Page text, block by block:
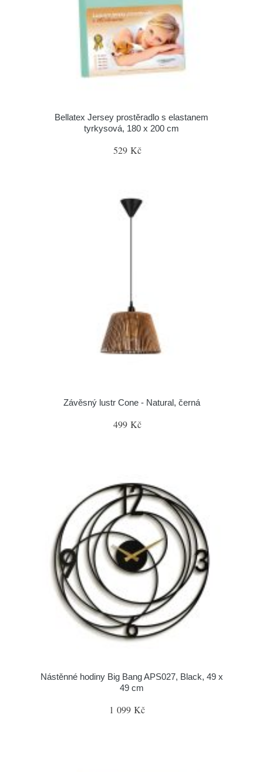
Bellatex Jersey prostěradlo s elastanem
tyrkysová, 180 x 200 cm
529 Kč
Závěsný lustr Cone - Natural, černá
499 Kč
Nástěnné hodiny Big Bang APS027, Black, 49 x
49 cm
1 099 Kč